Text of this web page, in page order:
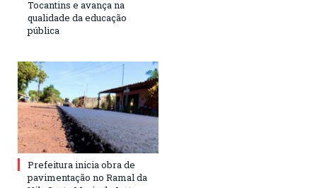
Tocantins e avança na
qualidade da educação
pública
Prefeitura inicia obra de
pavimentação no Ramal da